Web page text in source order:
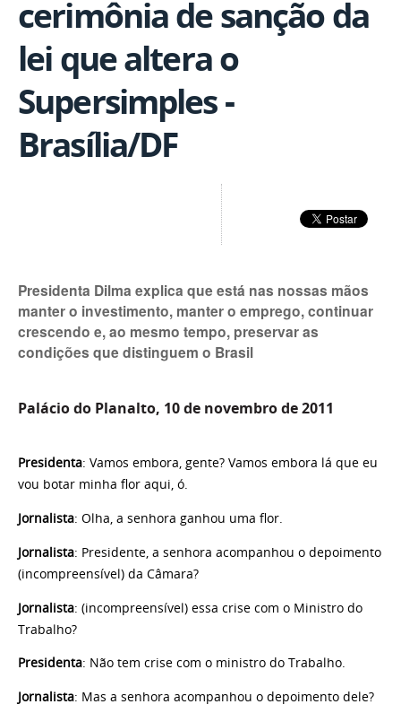
cerimônia de sanção da
lei que altera o
Supersimples -
Brasília/DF
Presidenta Dilma explica que está nas nossas mãos
manter o investimento, manter o emprego, continuar
crescendo e, ao mesmo tempo, preservar as
condições que distinguem o Brasil
Palácio do Planalto, 10 de novembro de 2011
Presidenta: Vamos embora, gente? Vamos embora lá que eu
vou botar minha flor aqui, ó.
Jornalista: Olha, a senhora ganhou uma flor.
Jornalista: Presidente, a senhora acompanhou o depoimento
(incompreensível) da Câmara?
Jornalista: (incompreensível) essa crise com o Ministro do
Trabalho?
Presidenta: Não tem crise com o ministro do Trabalho.
Jornalista: Mas a senhora acompanhou o depoimento dele?